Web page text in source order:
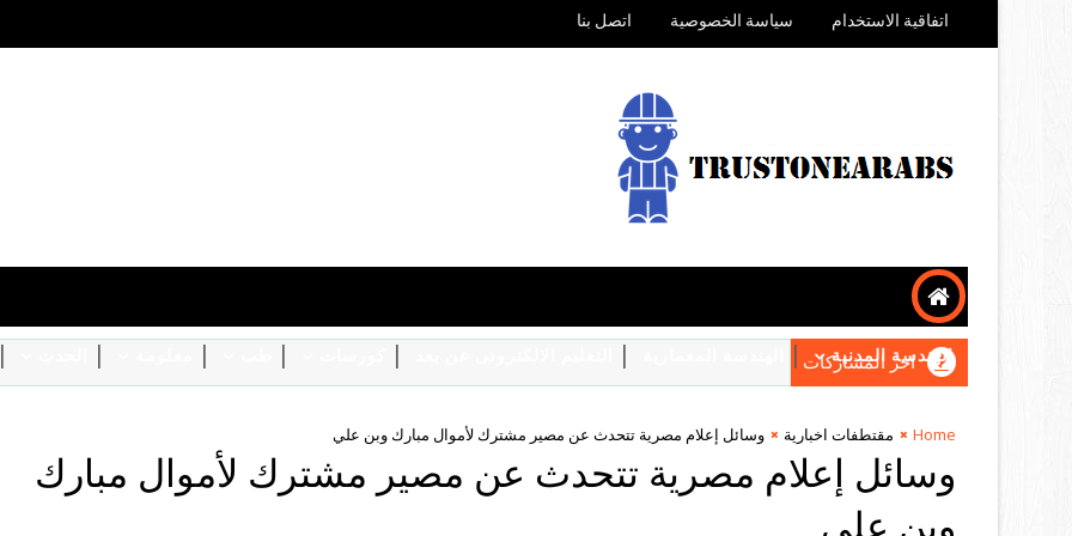
اتفاقية الاستخدام سياسة الخصوصية اتصل بنا
الهندسة المدنية
اخر المشاركات
Home مقتطفات اخبارية وسائل إعلام مصرية تتحدث عن مصير مشترك لأموال مبارك وبن علي
وسائل إعلام مصرية تتحدث عن مصير مشترك لأموال مبارك